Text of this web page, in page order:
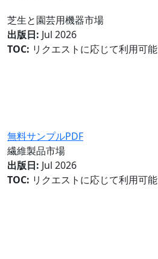
芝生と園芸用機器市場
出版日: Jul 2026
TOC: リクエストに応じて利用可能
無料サンプルPDF
繊維製品市場
出版日: Jul 2026
TOC: リクエストに応じて利用可能